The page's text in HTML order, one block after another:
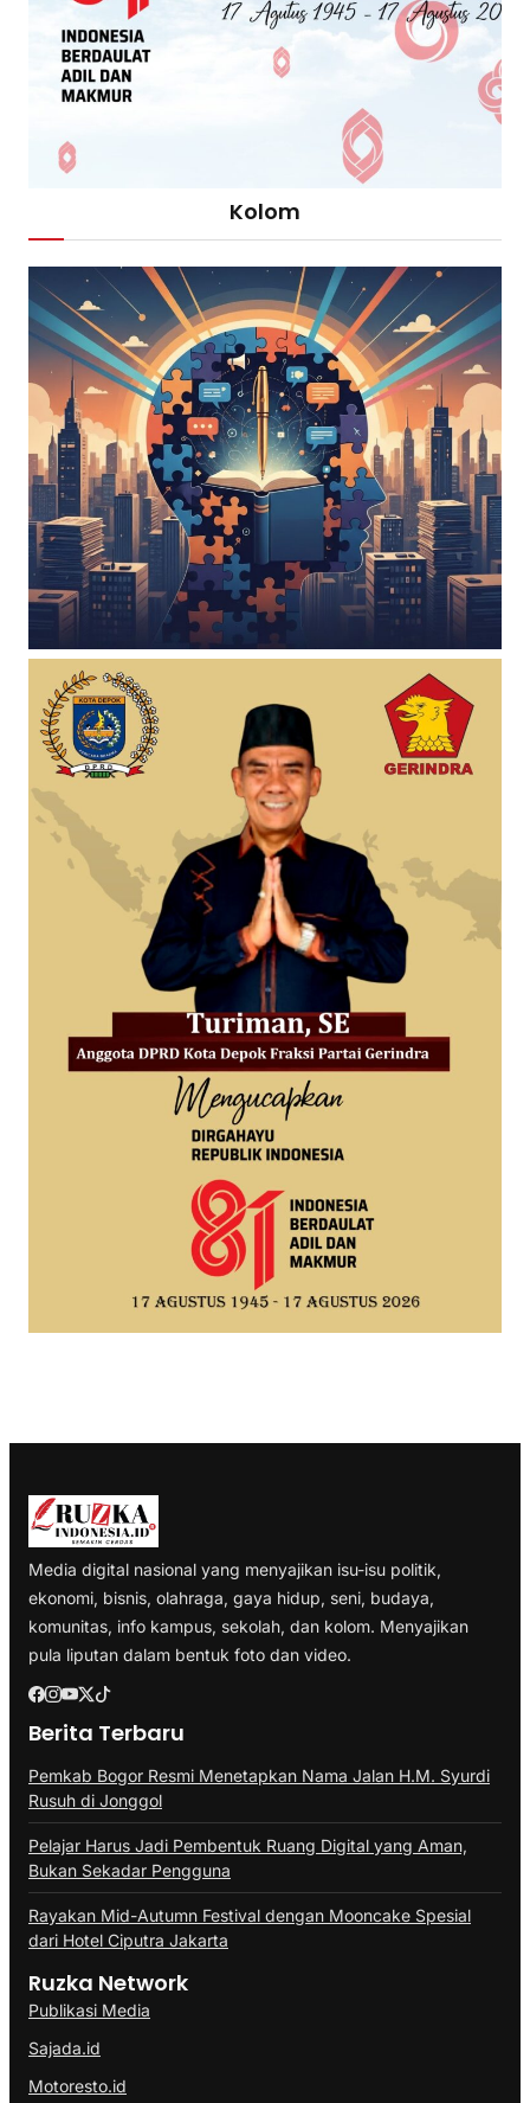
Kolom
Media digital nasional yang menyajikan isu-isu politik,
ekonomi, bisnis, olahraga, gaya hidup, seni, budaya,
komunitas, info kampus, sekolah, dan kolom. Menyajikan
pula liputan dalam bentuk foto dan video.
Berita Terbaru
Pemkab Bogor Resmi Menetapkan Nama Jalan H.M. Syurdi
Rusuh di Jonggol
Pelajar Harus Jadi Pembentuk Ruang Digital yang Aman,
Bukan Sekadar Pengguna
Rayakan Mid-Autumn Festival dengan Mooncake Spesial
dari Hotel Ciputra Jakarta
Ruzka Network
Publikasi Media
Sajada.id
Motoresto.id